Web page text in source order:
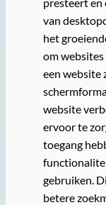
van
het
om
een website
website
ervoor te
toegang
gebruiken.
betere